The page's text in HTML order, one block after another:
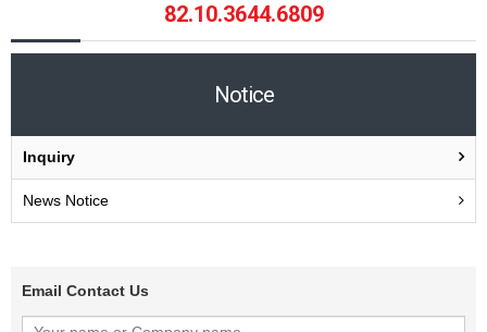
82.10.3644.6809
Notice
Inquiry
News Notice
Email Contact Us